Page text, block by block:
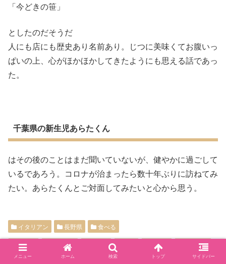
「今どきの笹」
としたのだそうだ
人にも店にも歴史あり名前あり。じつに美味くてお腹いっ
ぱいの上、心がほかほかしてきたようにも思える話であっ
た。
千葉県の新生児あらたくん
はその後のことはまだ聞いていないが、健やかに過ごして
いるであろう。コロナが治まったら数十年ぶりに訪ねてみ
たい。あらたくんとご対面してみたいと心から思う。
イタリアン 長野県 食べる
サラダ ピッツァ 長野県 食べ放題
メニュー ホーム 検索 トップ サイドバー